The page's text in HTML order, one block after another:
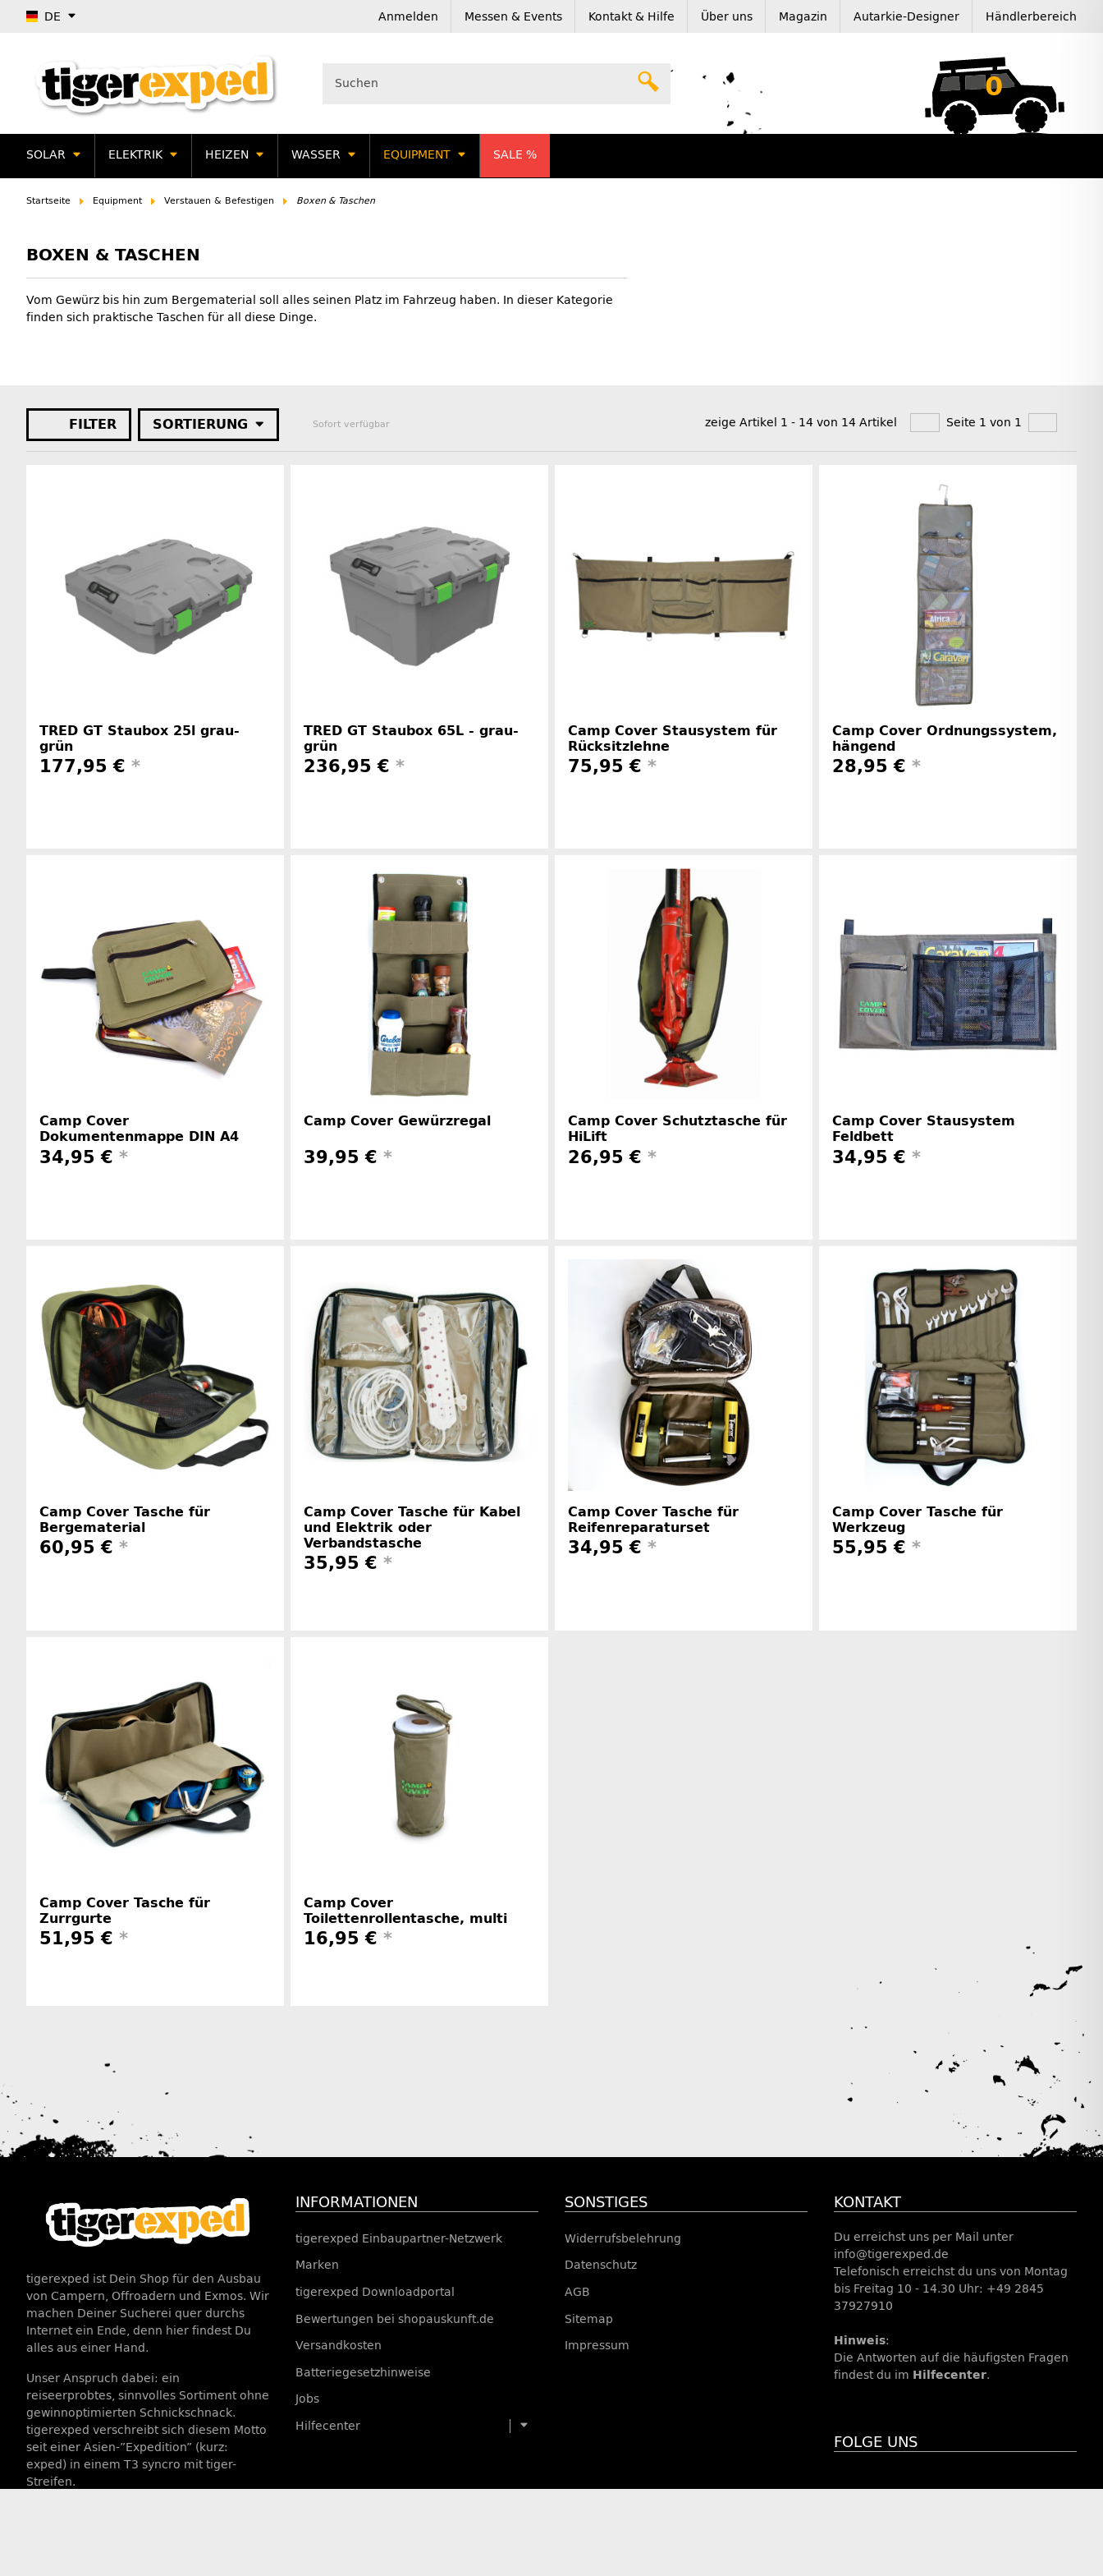
DE Anmelden Messen & Events Kontakt & Hilfe Über uns Magazin Autarkie-Designer Händlerbereich
0
SOLAR ELEKTRIK HEIZEN WASSER EQUIPMENT SALE %
Startseite Equipment Verstauen & Befestigen Boxen & Taschen
BOXEN & TASCHEN
Vom Gewürz bis hin zum Bergematerial soll alles seinen Platz im Fahrzeug haben. In dieser Kategorie
finden sich praktische Taschen für all diese Dinge.
FILTER SORTIERUNG Sofort verfügbar zeige Artikel 1 - 14 von 14 Artikel Seite 1 von 1
TRED GT Staubox 25l grau-
grün
177,95 € *
TRED GT Staubox 65L - grau-
grün
236,95 € *
Herstellerinformationen
Camp Cover Stausystem für
Rücksitzlehne
75,95 € *
Herstellerinformationen
Camp Cover Ordnungssystem,
hängend
28,95 € *
Camp Cover
Dokumentenmappe DIN A4
34,95 € *
Herstellerinformationen
Camp Cover Gewürzregal
39,95 € *
Camp Cover Schutztasche für
HiLift
26,95 € *
Herstellerinformationen
Camp Cover Stausystem
Feldbett
34,95 € *
Herstellerinformationen
Camp Cover Tasche für
Bergematerial
60,95 € *
Camp Cover Tasche für Kabel
und Elektrik oder
Verbandstasche
35,95 € *
Camp Cover Tasche für
Reifenreparaturset
34,95 € *
Camp Cover Tasche für
Werkzeug
55,95 € *
Camp Cover Tasche für
Zurrgurte
51,95 € *
Camp Cover
Toilettenrollentasche, multi
16,95 € *
tigerexped ist Dein Shop für den Ausbau
von Campern, Offroadern und Exmos. Wir
machen Deiner Sucherei quer durchs
Internet ein Ende, denn hier findest Du
alles aus einer Hand.
Unser Anspruch dabei: ein
reiseerprobtes, sinnvolles Sortiment ohne
gewinnoptimierten Schnickschnack.
tigerexped verschreibt sich diesem Motto
seit einer Asien-”Expedition” (kurz:
exped) in einem T3 syncro mit tiger-
Streifen.
INFORMATIONEN
tigerexped Einbaupartner-Netzwerk
Marken
tigerexped Downloadportal
Bewertungen bei shopauskunft.de
Versandkosten
Batteriegesetzhinweise
Jobs
Hilfecenter
SONSTIGES
Widerrufsbelehrung
Datenschutz
AGB
Sitemap
Impressum
KONTAKT
Du erreichst uns per Mail unter
info@tigerexped.de
Telefonisch erreichst du uns von Montag
bis Freitag 10 - 14.30 Uhr: +49 2845
37927910
Hinweis:
Die Antworten auf die häufigsten Fragen
findest du im Hilfecenter.
FOLGE UNS